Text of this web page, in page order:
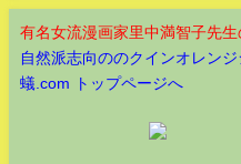
有名女流漫画家里中満智子先
自然派志向ののクインオレン
蟻.com トップページへ